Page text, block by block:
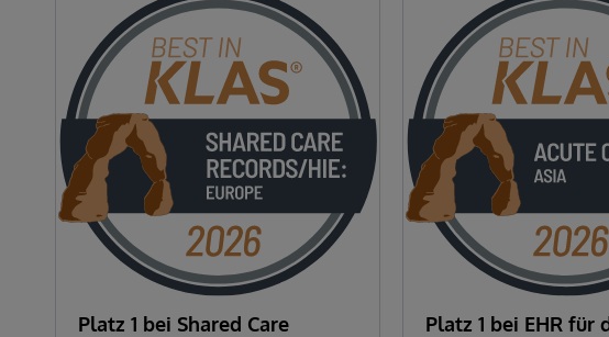
Platz 1 bei Shared Care
Platz 1 bei EHR für